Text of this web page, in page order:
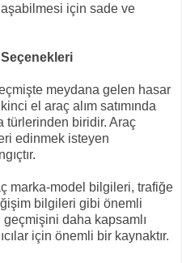
için sade ve
meydana gelen hasar
el araç alım satımında
türlerinden biridir. Araç
edinmek isteyen
marka-model bilgileri, trafiğe
bilgileri gibi önemli
daha kapsamlı
için önemli bir kaynaktır.